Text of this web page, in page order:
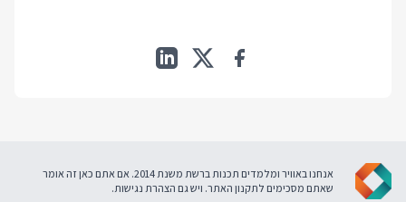
אנחנו באוויר ומלמדים תכנות ברשת משנת 2014. אם אתם כאן זה אומר
שאתם מסכימים לתקנון האתר. ויש גם הצהרת נגישות.